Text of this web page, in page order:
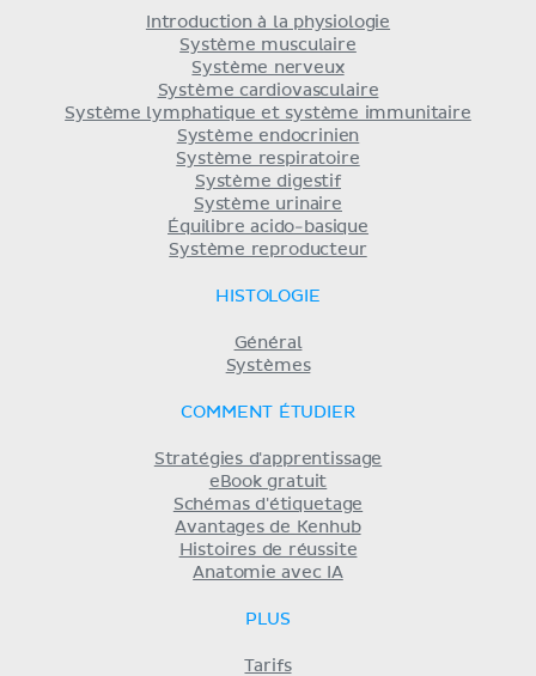
Introduction à la physiologie
Système musculaire
Système nerveux
Système cardiovasculaire
Système lymphatique et système immunitaire
Système endocrinien
Système respiratoire
Système digestif
Système urinaire
Équilibre acido-basique
Système reproducteur
HISTOLOGIE
Général
Systèmes
COMMENT ÉTUDIER
Stratégies d'apprentissage
eBook gratuit
Schémas d'étiquetage
Avantages de Kenhub
Histoires de réussite
Anatomie avec IA
PLUS
Tarifs